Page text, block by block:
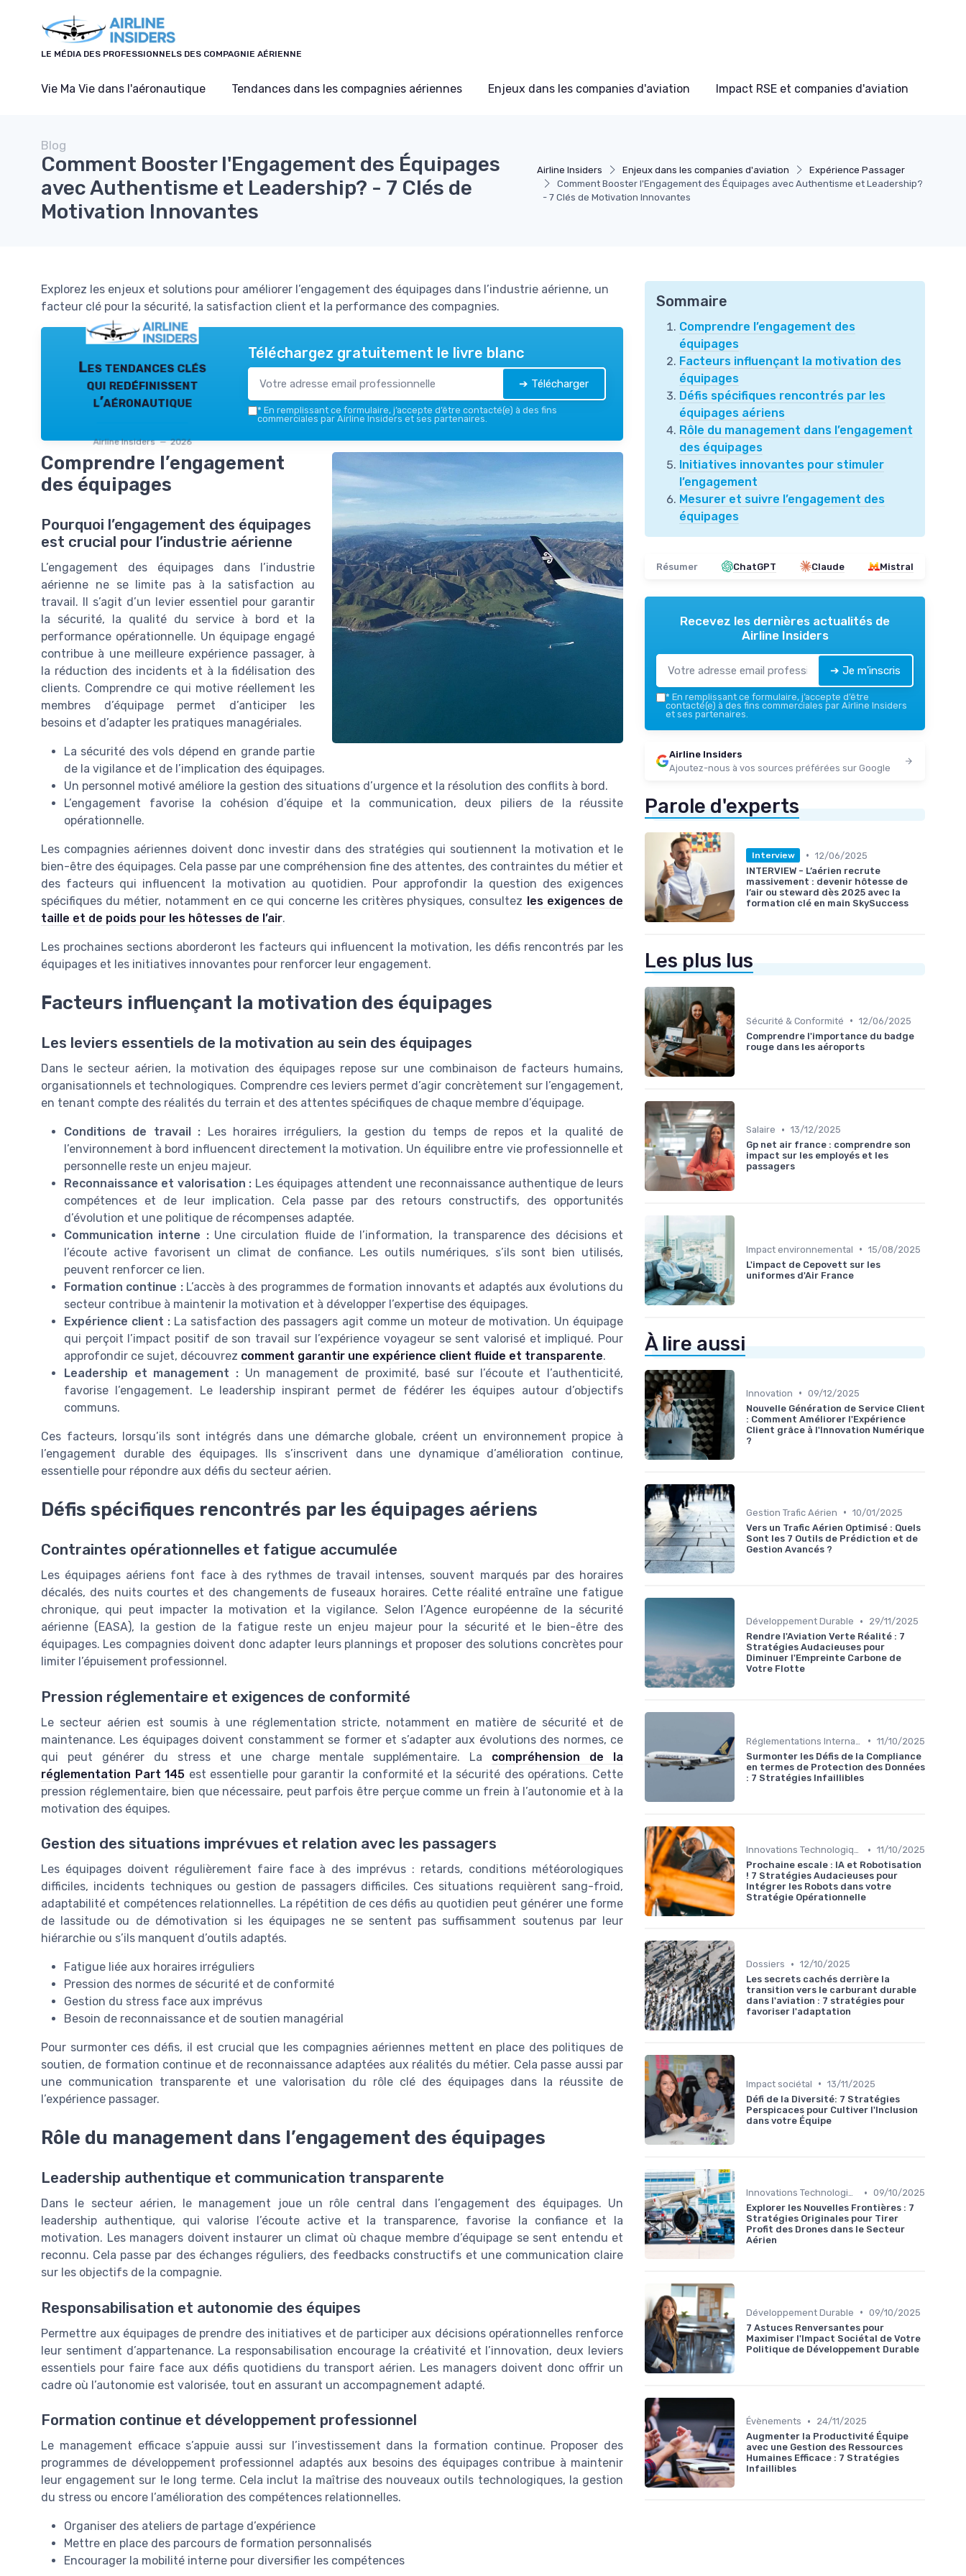
LE MÉDIA DES PROFESSIONNELS DES COMPAGNIE AÉRIENNE
Vie Ma Vie dans l'aéronautique Tendances dans les compagnies aériennes Enjeux dans les companies d'aviation Impact RSE et companies d'aviation
Airline Insiders Enjeux dans les companies d'aviation
Expérience Passager
Comment Booster l'Engagement des Équipages avec Authentisme et Leadership?
- 7 Clés de Motivation Innovantes
Blog
Comment Booster l'Engagement des Équipages
avec Authentisme et Leadership? - 7 Clés de
Motivation Innovantes
Explorez les enjeux et solutions pour améliorer l’engagement des équipages dans l’industrie aérienne, un
facteur clé pour la sécurité, la satisfaction client et la performance des compagnies.
Les tendances clés
qui redéfinissent
l’aéronautique
Airline Insiders — 2026
Téléchargez gratuitement le livre blanc
➔ Télécharger
* En remplissant ce formulaire, j’accepte d’être contacté(e) à des fins
commerciales par Airline Insiders et ses partenaires.
Comprendre l’engagement
des équipages
Pourquoi l’engagement des équipages
est crucial pour l’industrie aérienne
L’engagement des équipages dans l’industrie
aérienne ne se limite pas à la satisfaction au
travail. Il s’agit d’un levier essentiel pour garantir
la sécurité, la qualité du service à bord et la
performance opérationnelle. Un équipage engagé
contribue à une meilleure expérience passager, à
la réduction des incidents et à la fidélisation des
clients. Comprendre ce qui motive réellement les
membres d’équipage permet d’anticiper les
besoins et d’adapter les pratiques managériales.
La sécurité des vols dépend en grande partie
de la vigilance et de l’implication des équipages.
Un personnel motivé améliore la gestion des situations d’urgence et la résolution des conflits à bord.
L’engagement favorise la cohésion d’équipe et la communication, deux piliers de la réussite
opérationnelle.
Les compagnies aériennes doivent donc investir dans des stratégies qui soutiennent la motivation et le
bien-être des équipages. Cela passe par une compréhension fine des attentes, des contraintes du métier et
des facteurs qui influencent la motivation au quotidien. Pour approfondir la question des exigences
spécifiques du métier, notamment en ce qui concerne les critères physiques, consultez les exigences de
taille et de poids pour les hôtesses de l’air.
Les prochaines sections aborderont les facteurs qui influencent la motivation, les défis rencontrés par les
équipages et les initiatives innovantes pour renforcer leur engagement.
Facteurs influençant la motivation des équipages
Les leviers essentiels de la motivation au sein des équipages
Dans le secteur aérien, la motivation des équipages repose sur une combinaison de facteurs humains,
organisationnels et technologiques. Comprendre ces leviers permet d’agir concrètement sur l’engagement,
en tenant compte des réalités du terrain et des attentes spécifiques de chaque membre d’équipage.
Conditions de travail : Les horaires irréguliers, la gestion du temps de repos et la qualité de
l’environnement à bord influencent directement la motivation. Un équilibre entre vie professionnelle et
personnelle reste un enjeu majeur.
Reconnaissance et valorisation : Les équipages attendent une reconnaissance authentique de leurs
compétences et de leur implication. Cela passe par des retours constructifs, des opportunités
d’évolution et une politique de récompenses adaptée.
Communication interne :Une circulation fluide de l’information, la transparence des décisions et
l’écoute active favorisent un climat de confiance. Les outils numériques, s’ils sont bien utilisés,
peuvent renforcer ce lien.
Formation continue :L’accès à des programmes de formation innovants et adaptés aux évolutions du
secteur contribue à maintenir la motivation et à développer l’expertise des équipages.
Expérience client : La satisfaction des passagers agit comme un moteur de motivation. Un équipage
qui perçoit l’impact positif de son travail sur l’expérience voyageur se sent valorisé et impliqué. Pour
approfondir ce sujet, découvrez comment garantir une expérience client fluide et transparente.
Leadership et management : Un management de proximité, basé sur l’écoute et l’authenticité,
favorise l’engagement. Le leadership inspirant permet de fédérer les équipes autour d’objectifs
communs.
Ces facteurs, lorsqu’ils sont intégrés dans une démarche globale, créent un environnement propice à
l’engagement durable des équipages. Ils s’inscrivent dans une dynamique d’amélioration continue,
essentielle pour répondre aux défis du secteur aérien.
Défis spécifiques rencontrés par les équipages aériens
Contraintes opérationnelles et fatigue accumulée
Les équipages aériens font face à des rythmes de travail intenses, souvent marqués par des horaires
décalés, des nuits courtes et des changements de fuseaux horaires. Cette réalité entraîne une fatigue
chronique, qui peut impacter la motivation et la vigilance. Selon l’Agence européenne de la sécurité
aérienne (EASA), la gestion de la fatigue reste un enjeu majeur pour la sécurité et le bien-être des
équipages. Les compagnies doivent donc adapter leurs plannings et proposer des solutions concrètes pour
limiter l’épuisement professionnel.
Pression réglementaire et exigences de conformité
Le secteur aérien est soumis à une réglementation stricte, notamment en matière de sécurité et de
maintenance. Les équipages doivent constamment se former et s’adapter aux évolutions des normes, ce
qui peut générer du stress et une charge mentale supplémentaire. La compréhension de la
réglementation Part 145 est essentielle pour garantir la conformité et la sécurité des opérations. Cette
pression réglementaire, bien que nécessaire, peut parfois être perçue comme un frein à l’autonomie et à la
motivation des équipes.
Gestion des situations imprévues et relation avec les passagers
Les équipages doivent régulièrement faire face à des imprévus : retards, conditions météorologiques
difficiles, incidents techniques ou gestion de passagers difficiles. Ces situations requièrent sang-froid,
adaptabilité et compétences relationnelles. La répétition de ces défis au quotidien peut générer une forme
de lassitude ou de démotivation si les équipages ne se sentent pas suffisamment soutenus par leur
hiérarchie ou s’ils manquent d’outils adaptés.
Fatigue liée aux horaires irréguliers
Pression des normes de sécurité et de conformité
Gestion du stress face aux imprévus
Besoin de reconnaissance et de soutien managérial
Pour surmonter ces défis, il est crucial que les compagnies aériennes mettent en place des politiques de
soutien, de formation continue et de reconnaissance adaptées aux réalités du métier. Cela passe aussi par
une communication transparente et une valorisation du rôle clé des équipages dans la réussite de
l’expérience passager.
Rôle du management dans l’engagement des équipages
Leadership authentique et communication transparente
Dans le secteur aérien, le management joue un rôle central dans l’engagement des équipages. Un
leadership authentique, qui valorise l’écoute active et la transparence, favorise la confiance et la
motivation. Les managers doivent instaurer un climat où chaque membre d’équipage se sent entendu et
reconnu. Cela passe par des échanges réguliers, des feedbacks constructifs et une communication claire
sur les objectifs de la compagnie.
Responsabilisation et autonomie des équipes
Permettre aux équipages de prendre des initiatives et de participer aux décisions opérationnelles renforce
leur sentiment d’appartenance. La responsabilisation encourage la créativité et l’innovation, deux leviers
essentiels pour faire face aux défis quotidiens du transport aérien. Les managers doivent donc offrir un
cadre où l’autonomie est valorisée, tout en assurant un accompagnement adapté.
Formation continue et développement professionnel
Le management efficace s’appuie aussi sur l’investissement dans la formation continue. Proposer des
programmes de développement professionnel adaptés aux besoins des équipages contribue à maintenir
leur engagement sur le long terme. Cela inclut la maîtrise des nouveaux outils technologiques, la gestion
du stress ou encore l’amélioration des compétences relationnelles.
Organiser des ateliers de partage d’expérience
Mettre en place des parcours de formation personnalisés
Encourager la mobilité interne pour diversifier les compétences
Sommaire
Comprendre l’engagement des
équipages
Facteurs influençant la motivation des
équipages
Défis spécifiques rencontrés par les
équipages aériens
Rôle du management dans l’engagement
des équipages
Initiatives innovantes pour stimuler
l’engagement
Mesurer et suivre l’engagement des
équipages
Résumer ChatGPT Claude Mistral
Recevez les dernières actualités de
Airline Insiders
➔ Je m'inscris
* En remplissant ce formulaire, j’accepte d’être
contacté(e) à des fins commerciales par Airline Insiders
et ses partenaires.
Airline Insiders
Ajoutez-nous à vos sources préférées sur Google
Parole d'experts
Interview • 12/06/2025
INTERVIEW - L’aérien recrute
massivement : devenir hôtesse de
l’air ou steward dès 2025 avec la
formation clé en main SkySuccess
Les plus lus
Sécurité & Conformité • 12/06/2025
Comprendre l'importance du badge
rouge dans les aéroports
Salaire • 13/12/2025
Gp net air france : comprendre son
impact sur les employés et les
passagers
Impact environnemental • 15/08/2025
L'impact de Cepovett sur les
uniformes d'Air France
À lire aussi
Innovation • 09/12/2025
Nouvelle Génération de Service Client
: Comment Améliorer l'Expérience
Client grâce à l'Innovation Numérique
?
Gestion Trafic Aérien • 10/01/2025
Vers un Trafic Aérien Optimisé : Quels
Sont les 7 Outils de Prédiction et de
Gestion Avancés ?
Développement Durable •
29/11/2025
Rendre l'Aviation Verte Réalité : 7
Stratégies Audacieuses pour
Diminuer l'Empreinte Carbone de
Votre Flotte
• 11/10/2025
Surmonter les Défis de la Compliance
en termes de Protection des Données
: 7 Stratégies Infaillibles
Innovations Technologiques • 11/10/2025
Prochaine escale : IA et Robotisation
! 7 Stratégies Audacieuses pour
Intégrer les Robots dans votre
Stratégie Opérationnelle
Dossiers • 12/10/2025
Les secrets cachés derrière la
transition vers le carburant durable
dans l'aviation : 7 stratégies pour
favoriser l'adaptation
Impact sociétal • 13/11/2025
Défi de la Diversité: 7 Stratégies
Perspicaces pour Cultiver l'Inclusion
dans votre Équipe
Innovations Technologiques • 09/10/2025
Explorer les Nouvelles Frontières : 7
Stratégies Originales pour Tirer
Profit des Drones dans le Secteur
Aérien
Développement Durable • 09/10/2025
7 Astuces Renversantes pour
Maximiser l'Impact Sociétal de Votre
Politique de Développement Durable
Évènements •
24/11/2025
Augmenter la Productivité Équipe
avec une Gestion des Ressources
Humaines Efficace : 7 Stratégies
Infaillibles